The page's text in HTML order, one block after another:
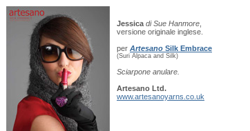
Jessica di Sue Hanmore
versione originale inglese.
per Artesano Silk Embrace
(Suri Alpaca and Silk)
Sciarpone anulare.
Artesano Ltd.
www.artesanoyarns.co.uk